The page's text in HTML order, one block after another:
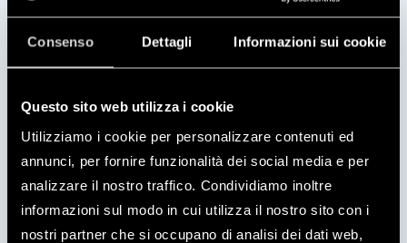
Consenso Dettagli Informazioni sui cookie
Questo sito web utilizza i cookie
Utilizziamo i cookie per personalizzare contenuti ed
annunci, per fornire funzionalità dei social media e per
analizzare il nostro traffico. Condividiamo inoltre
informazioni sul modo in cui utilizza il nostro sito con i
nostri partner che si occupano di analisi dei dati web,
REQUIREMENTS
4BOX